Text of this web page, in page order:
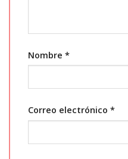
Nombre *
Correo electrónico *